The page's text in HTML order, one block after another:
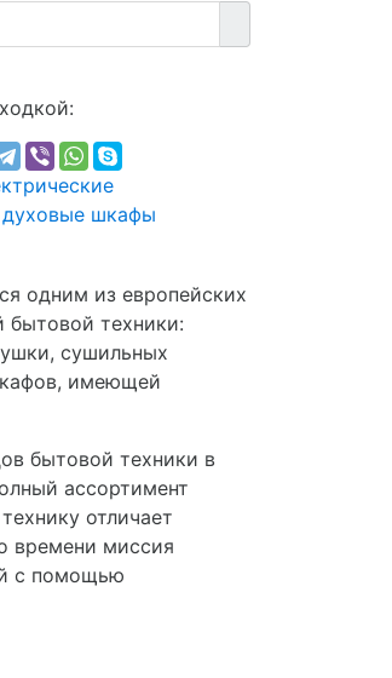
шкафы
одним из европейских
бытовой техники:
сушильных
имеющей
бытовой техники в
ассортимент
отличает
времени миссия
с помощью